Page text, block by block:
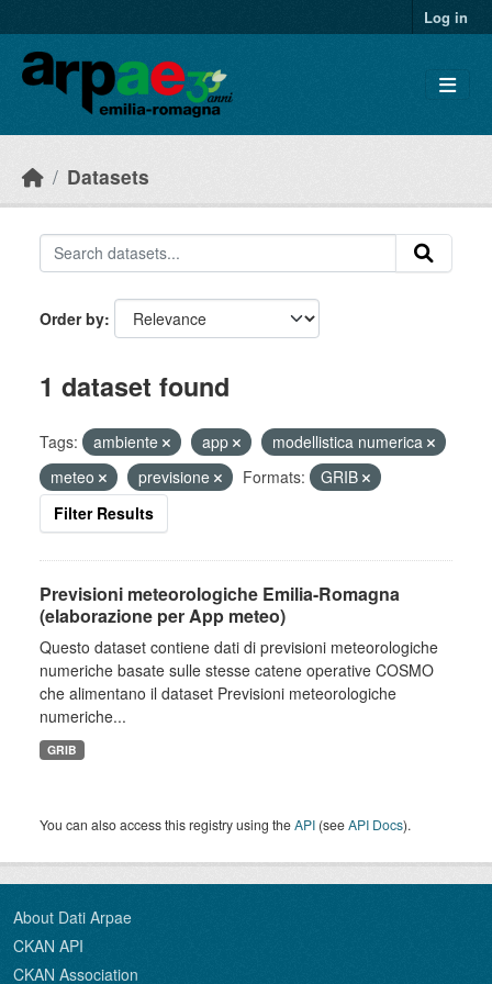
Log in
Datasets
Order by
1 dataset found
Tags: ambiente app
modellistica numerica
meteo
previsione Formats:
GRIB
Filter Results
Previsioni meteorologiche Emilia-Romagna
(elaborazione per App meteo)
Questo dataset contiene dati di previsioni meteorologiche
numeriche basate sulle stesse catene operative COSMO
che alimentano il dataset Previsioni meteorologiche
numeriche...
GRIB
You can also access this registry using theAPI (seeAPI Docs).
About Dati Arpae
CKAN API
CKAN Association